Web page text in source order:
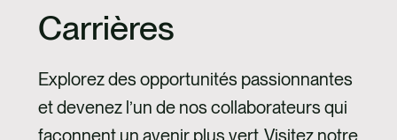
Carrières
Explorez des opportunités passionnantes
et devenez l’un de nos collaborateurs qui
façonnent un avenir plus vert. Visitez notre